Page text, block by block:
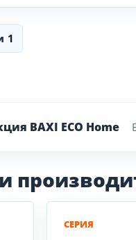
1
BAXI ECO Home
СЕРИЯ